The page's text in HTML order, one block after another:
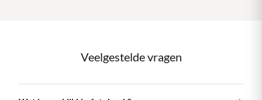
Veelgestelde vragen